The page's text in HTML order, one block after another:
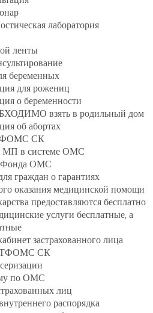
лаборатория
ленты
беременных
для рожениц
о беременности
взять в родильный дом
об абортах
СК
МП в системе ОМС
Фонда ОМС
граждан о гарантиях
оказания медицинской помощи
предоставляются бесплатно
услуги бесплатные, а
застрахованного лица
ТФОМС СК
по ОМС
лиц
распорядка